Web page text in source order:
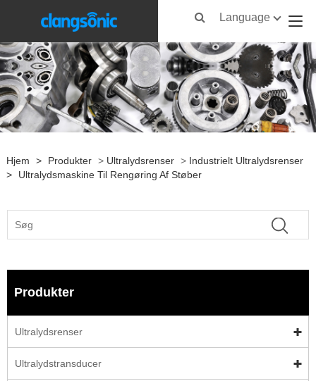
Language
Hjem > Produkter > Ultralydsrenser > Industrielt Ultralydsrenser
>
Ultralydsmaskine Til Rengøring Af Støber
Produkter
Ultralydsrenser
Ultralydstransducer